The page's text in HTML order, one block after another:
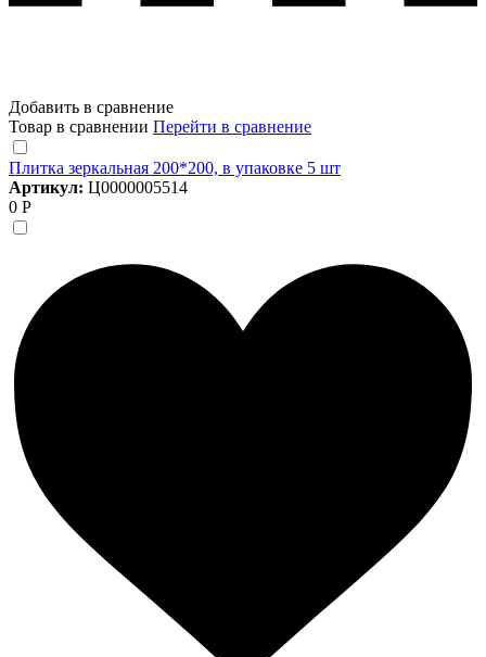
Добавить в сравнение
Товар в сравнении Перейти в сравнение
Плитка зеркальная 200*200, в упаковке 5 шт
Артикул: Ц0000005514
0 Р